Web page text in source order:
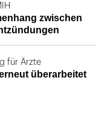
zwischen
für Ärzte
überarbeitet